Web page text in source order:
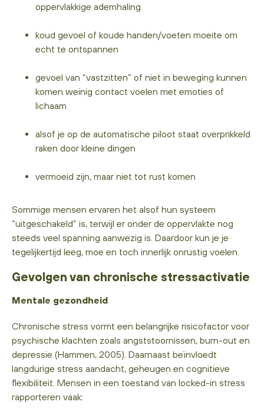
oppervlakkige ademhaling
koud gevoel of koude handen/voeten moeite om
echt te ontspannen
gevoel van “vastzitten” of niet in beweging kunnen
komen weinig contact voelen met emoties of
lichaam
alsof je op de automatische piloot staat overprikkeld
raken door kleine dingen
vermoeid zijn, maar niet tot rust komen
Sommige mensen ervaren het alsof hun systeem
“uitgeschakeld” is, terwijl er onder de oppervlakte nog
steeds veel spanning aanwezig is. Daardoor kun je je
tegelijkertijd leeg, moe en toch innerlijk onrustig voelen.
Gevolgen van chronische stressactivatie
Mentale gezondheid
Chronische stress vormt een belangrijke risicofactor voor
psychische klachten zoals angststoornissen, burn-out en
depressie (Hammen, 2005). Daarnaast beïnvloedt
langdurige stress aandacht, geheugen en cognitieve
flexibiliteit. Mensen in een toestand van locked-in stress
rapporteren vaak: